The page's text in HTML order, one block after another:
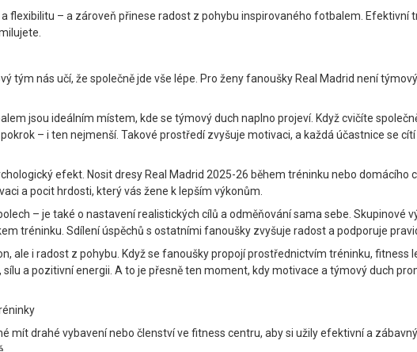
flexibilitu – a zároveň přinese radost z pohybu inspirovaného fotbalem. Efektivní
tým nás učí, že společně jde vše lépe. Pro ženy fanoušky Real Madrid není
jsou ideálním místem, kde se týmový duch naplno projeví. Když cvičíte
– i ten nejmenší. Takové prostředí zvyšuje motivaci, a každá účastnice se
efekt. Nosit dresy Real Madrid 2025-26 během tréninku nebo domácího
a pocit hrdosti, který vás žene k lepším výkonům.
– je také o nastavení realistických cílů a odměňování sama sebe. Skupinové
tréninku. Sdílení úspěchů s ostatními fanoušky zvyšuje radost a podporuje
ale i radost z pohybu. Když se fanoušky propojí prostřednictvím tréninku,
a pozitivní energii. A to je přesně ten moment, kdy motivace a týmový duch
mít drahé vybavení nebo členství ve fitness centru, aby si užily efektivní a